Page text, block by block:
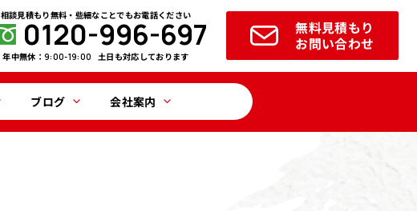
相談見積もり無料・些細なことでもお電話ください
0120-996-697
年中無休：9:00-19:00 土日も対応しております
無料見積もり
お問い合わせ
ブログ 会社案内